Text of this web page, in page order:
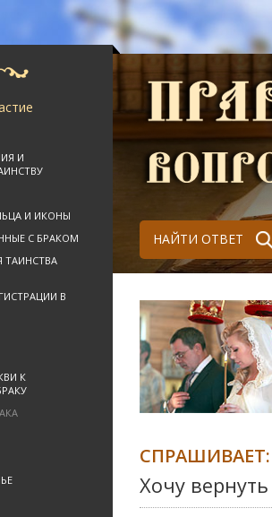
И
И ИКОНЫ
С БРАКОМ
ТАИНСТВА
В
К
НАЙТИ ОТВЕТ
СПРАШИВАЕТ:
Хочу